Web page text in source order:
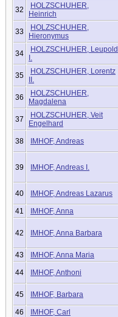
32
HOLZSCHUHER,
Heinrich
33
HOLZSCHUHER,
Hieronymus
34
HOLZSCHUHER, Leupold
I.
35
HOLZSCHUHER, Lorentz
II.
36
HOLZSCHUHER,
Magdalena
37
HOLZSCHUHER, Veit
Engelhard
38 IMHOF, Andreas
39 IMHOF, Andreas I.
40 IMHOF, Andreas Lazarus
41 IMHOF, Anna
42 IMHOF, Anna Barbara
43 IMHOF, Anna Maria
44 IMHOF, Anthoni
45 IMHOF, Barbara
46 IMHOF, Carl